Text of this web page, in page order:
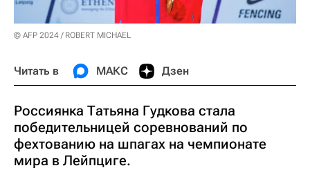
© AFP 2024 / ROBERT MICHAEL
Читать в МАКС Дзен
Россиянка Татьяна Гудкова стала
победительницей соревнований по
фехтованию на шпагах на чемпионате
мира в Лейпциге.